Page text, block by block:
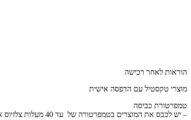
הוראות לאחר רכישה
מוצרי טקסטיל עם הדפסה אישית
טמפרטורת כביסה
– יש לכבס את המוצרים בטמפרטורה של עד 40 מעלות צלזיוס או פחות